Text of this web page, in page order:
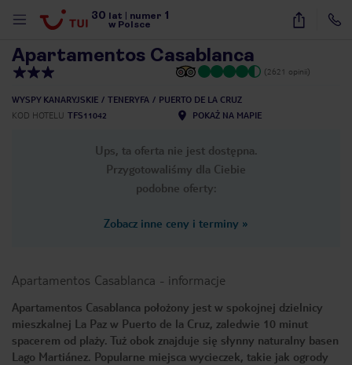
30 lat numer 1
w Polsce
24
Apartamentos Casablanca
(2621 opinii)
WYSPY KANARYJSKIE TENERYFA
PUERTO DE LA CRUZ
KOD HOTELU TFS11042 POKAŻ NA MAPIE
Ups, ta oferta nie jest dostępna.
Przygotowaliśmy dla Ciebie
podobne oferty:
Zobacz inne ceny i terminy »
Apartamentos Casablanca - informacje
Apartamentos Casablanca położony jest w spokojnej dzielnicy
mieszkalnej La Paz w Puerto de la Cruz, zaledwie 10 minut
spacerem od plaży. Tuż obok znajduje się słynny naturalny basen
Lago Martiánez. Popularne miejsca wycieczek, takie jak ogrody